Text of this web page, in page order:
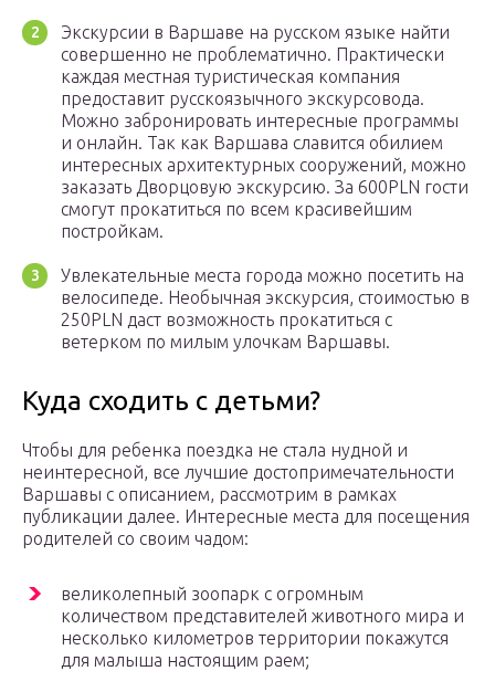
Экскурсии в Варшаве на русском языке найти
совершенно не проблематично. Практически
каждая местная туристическая компания
предоставит русскоязычного экскурсовода.
Можно забронировать интересные программы
и онлайн. Так как Варшава славится обилием
интересных архитектурных сооружений, можно
заказать Дворцовую экскурсию. За 600PLN гости
смогут прокатиться по всем красивейшим
постройкам.
Увлекательные места города можно посетить на
велосипеде. Необычная экскурсия, стоимостью в
250PLN даст возможность прокатиться с
ветерком по милым улочкам Варшавы.
Куда сходить с детьми?
Чтобы для ребенка поездка не стала нудной и
неинтересной, все лучшие достопримечательности
Варшавы с описанием, рассмотрим в рамках
публикации далее. Интересные места для посещения
родителей со своим чадом:
великолепный зоопарк с огромным
количеством представителей животного мира и
несколько километров территории покажутся
для малыша настоящим раем;